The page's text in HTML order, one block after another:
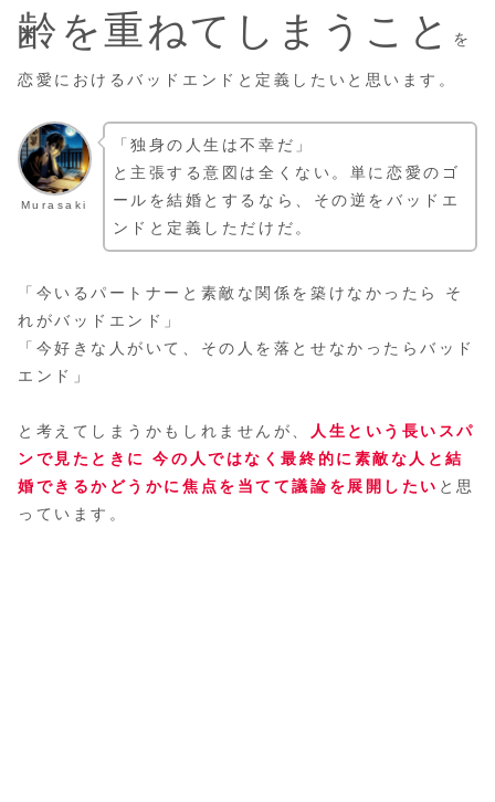
齢を重ねてしまうこと
を
恋愛におけるバッドエンドと定義したいと思います。
Murasaki
「独身の人生は不幸だ」
と主張する意図は全くない。単に恋愛のゴ
ールを結婚とするなら、その逆をバッドエ
ンドと定義しただけだ。
「今いるパートナーと素敵な関係を築けなかったら そ
れがバッドエンド」
「今好きな人がいて、その人を落とせなかったらバッド
エンド」
と考えてしまうかもしれませんが、
人生という長いスパ
ンで見たときに 今の人ではなく最終的に素敵な人と結
婚できるかどうかに焦点を当てて議論を展開したい と思
っています。